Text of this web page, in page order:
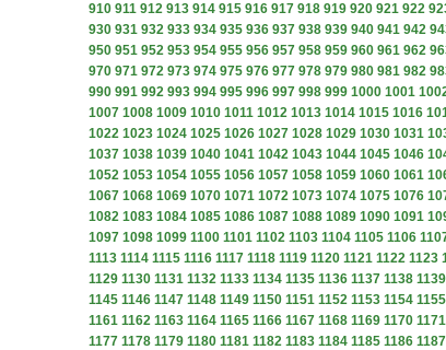
910 911 912 913 914 915 916 917 918 919 920 921 922
930 931 932 933 934 935 936 937 938 939 940 941 942
950 951 952 953 954 955 956 957 958 959 960 961 962
970 971 972 973 974 975 976 977 978 979 980 981 982
990 991 992 993 994 995 996 997 998 999 1000 1001
1007 1008 1009 1010 1011 1012 1013 1014 1015 1016
1022 1023 1024 1025 1026 1027 1028 1029 1030 1031
1037 1038 1039 1040 1041 1042 1043 1044 1045 1046
1052 1053 1054 1055 1056 1057 1058 1059 1060 1061
1067 1068 1069 1070 1071 1072 1073 1074 1075 1076
1082 1083 1084 1085 1086 1087 1088 1089 1090 1091
1097 1098 1099 1100 1101 1102 1103 1104 1105 1106
1113 1114 1115 1116 1117 1118 1119 1120 1121 1122 1123
1129 1130 1131 1132 1133 1134 1135 1136 1137 1138 1139
1145 1146 1147 1148 1149 1150 1151 1152 1153 1154 1155
1161 1162 1163 1164 1165 1166 1167 1168 1169 1170 1171
1177 1178 1179 1180 1181 1182 1183 1184 1185 1186 1187